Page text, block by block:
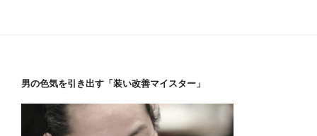
男の色気を引き出す「装い改善マイスター」